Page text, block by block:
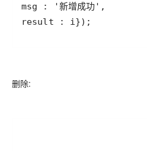
msg : '新增成功'
result : i });
删除: